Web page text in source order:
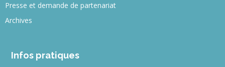
Presse et demande de partenariat
Archives
Infos pratiques